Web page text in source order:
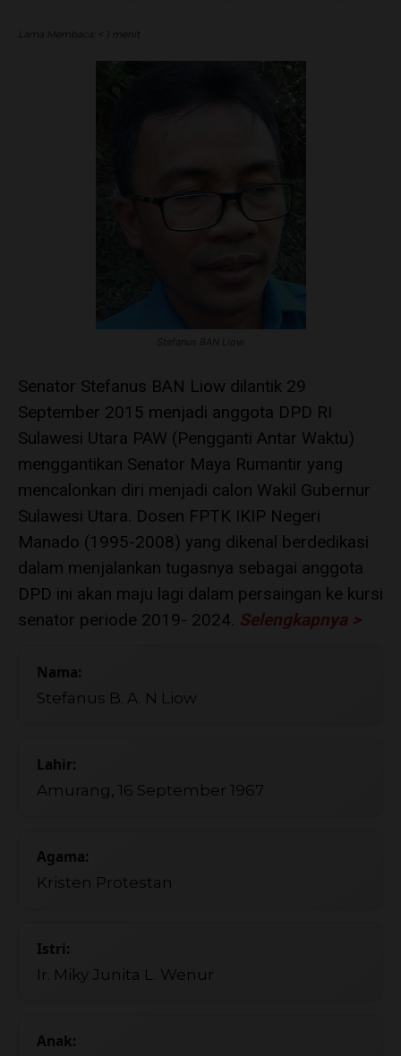
Lama Membaca: < 1 menit
Senator Stefanus BAN Liow dilantik 29
September 2015 menjadi anggota DPD RI
Sulawesi Utara PAW (Pengganti Antar Waktu)
menggantikan Senator Maya Rumantir yang
mencalonkan diri menjadi calon Wakil Gubernur
Sulawesi Utara. Dosen FPTK IKIP Negeri
Manado (1995-2008) yang dikenal berdedikasi
dalam menjalankan tugasnya sebagai anggota
DPD ini akan maju lagi dalam persaingan ke kursi
senator periode 2019- 2024. Selengkapnya >
Nama:
Stefanus B. A. N Liow
Lahir:
Amurang, 16 September 1967
Agama:
Kristen Protestan
Istri:
Ir. Miky Junita L. Wenur
Anak: